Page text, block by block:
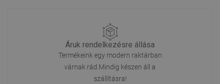
Áruk rendelkezésre állása
Termékeink egy modern raktárban
várnak rád.Mindig készen áll a
szállításra!